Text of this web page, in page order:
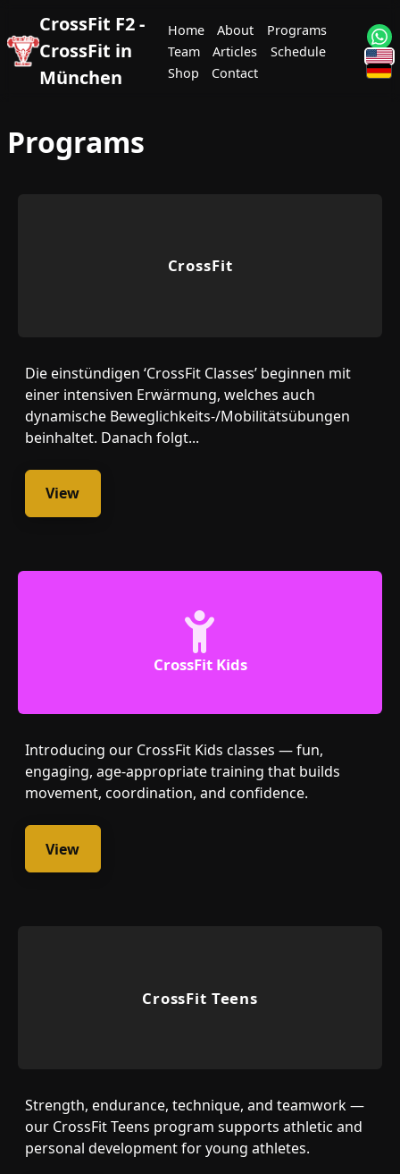
CrossFit F2 -
CrossFit in
München
Home About
Programs
Team
Articles
Schedule
Shop
Contact
Programs
CrossFit
Die einstündigen ‘CrossFit Classes’ beginnen mit
einer intensiven Erwärmung, welches auch
dynamische Beweglichkeits-/Mobilitätsübungen
beinhaltet. Danach folgt...
View
CrossFit Kids
Introducing our CrossFit Kids classes — fun,
engaging, age-appropriate training that builds
movement, coordination, and confidence.
View
CrossFit Teens
Strength, endurance, technique, and teamwork —
our CrossFit Teens program supports athletic and
personal development for young athletes.